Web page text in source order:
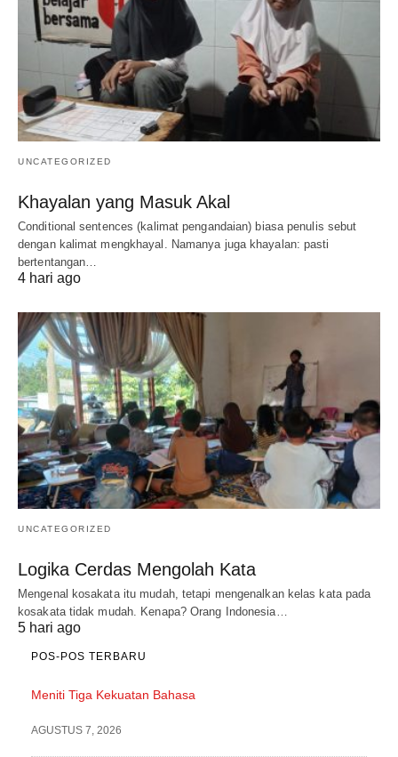
UNCATEGORIZED
Khayalan yang Masuk Akal
Conditional sentences (kalimat pengandaian) biasa penulis sebut
dengan kalimat mengkhayal. Namanya juga khayalan: pasti
bertentangan…
4 hari ago
UNCATEGORIZED
Logika Cerdas Mengolah Kata
Mengenal kosakata itu mudah, tetapi mengenalkan kelas kata pada
kosakata tidak mudah. Kenapa? Orang Indonesia…
5 hari ago
POS-POS TERBARU
Meniti Tiga Kekuatan Bahasa
AGUSTUS 7, 2026